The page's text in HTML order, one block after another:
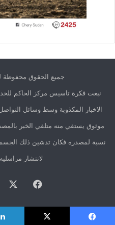
جميع الحقوق محفوظة
نبعت فكرة تاسيس مركز الحاكم
الاخبار المكذوبة وسط وسائل
موثوق يستقي منه متلقي الخبر
نسبة لمصدره فكان تدشين ذلك
لانتشار
فيسبوك